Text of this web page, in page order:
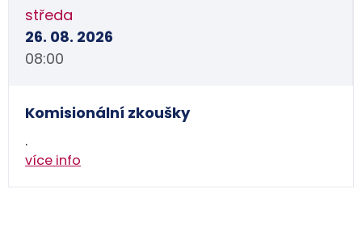
středa
26. 08. 2026
08:00
Komisionální zkoušky
.
více info